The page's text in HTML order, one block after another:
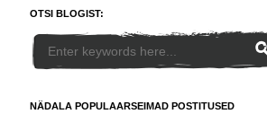
OTSI BLOGIST:
NÄDALA POPULAARSEIMAD POSTITUSED